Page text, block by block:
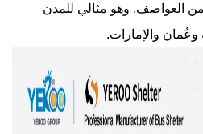
العواصف. وهو مثالي للمدن
والإمارات.